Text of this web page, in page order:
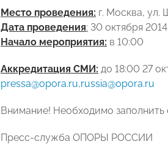
Место проведения: г. Москва, ул.
Дата проведения: 30 октября 2014
Начало мероприятия: в 10:00
Аккредитация СМИ: до 18:00 27
pressa@opora.ru,russia@opora.ru
Внимание! Необходимо
Пресс-служба ОПОРЫ РОССИИ